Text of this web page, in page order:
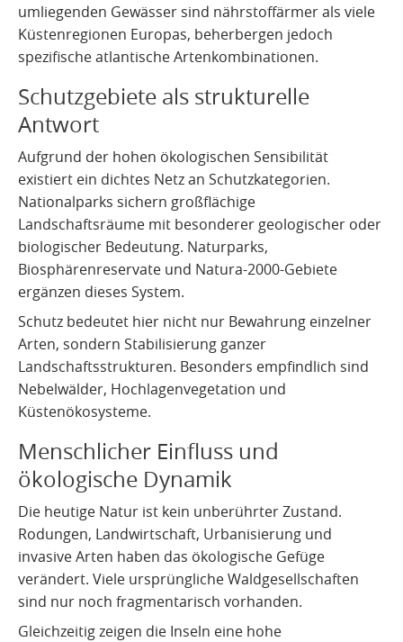
umliegenden Gewässer sind nährstoffärmer als viele
Küstenregionen Europas, beherbergen jedoch
spezifische atlantische Artenkombinationen.
Schutzgebiete als strukturelle
Antwort
Aufgrund der hohen ökologischen Sensibilität
existiert ein dichtes Netz an Schutzkategorien.
Nationalparks sichern großflächige
Landschaftsräume mit besonderer geologischer oder
biologischer Bedeutung. Naturparks,
Biosphärenreservate und Natura-2000-Gebiete
ergänzen dieses System.
Schutz bedeutet hier nicht nur Bewahrung einzelner
Arten, sondern Stabilisierung ganzer
Landschaftsstrukturen. Besonders empfindlich sind
Nebelwälder, Hochlagenvegetation und
Küstenökosysteme.
Menschlicher Einfluss und
ökologische Dynamik
Die heutige Natur ist kein unberührter Zustand.
Rodungen, Landwirtschaft, Urbanisierung und
invasive Arten haben das ökologische Gefüge
verändert. Viele ursprüngliche Waldgesellschaften
sind nur noch fragmentarisch vorhanden.
Gleichzeitig zeigen die Inseln eine hohe